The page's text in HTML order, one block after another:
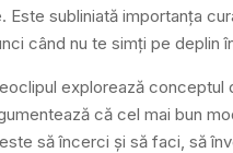
subliniată importanța
când nu te simți pe deplin
explorează conceptul
că cel mai bun
să încerci și să faci, să